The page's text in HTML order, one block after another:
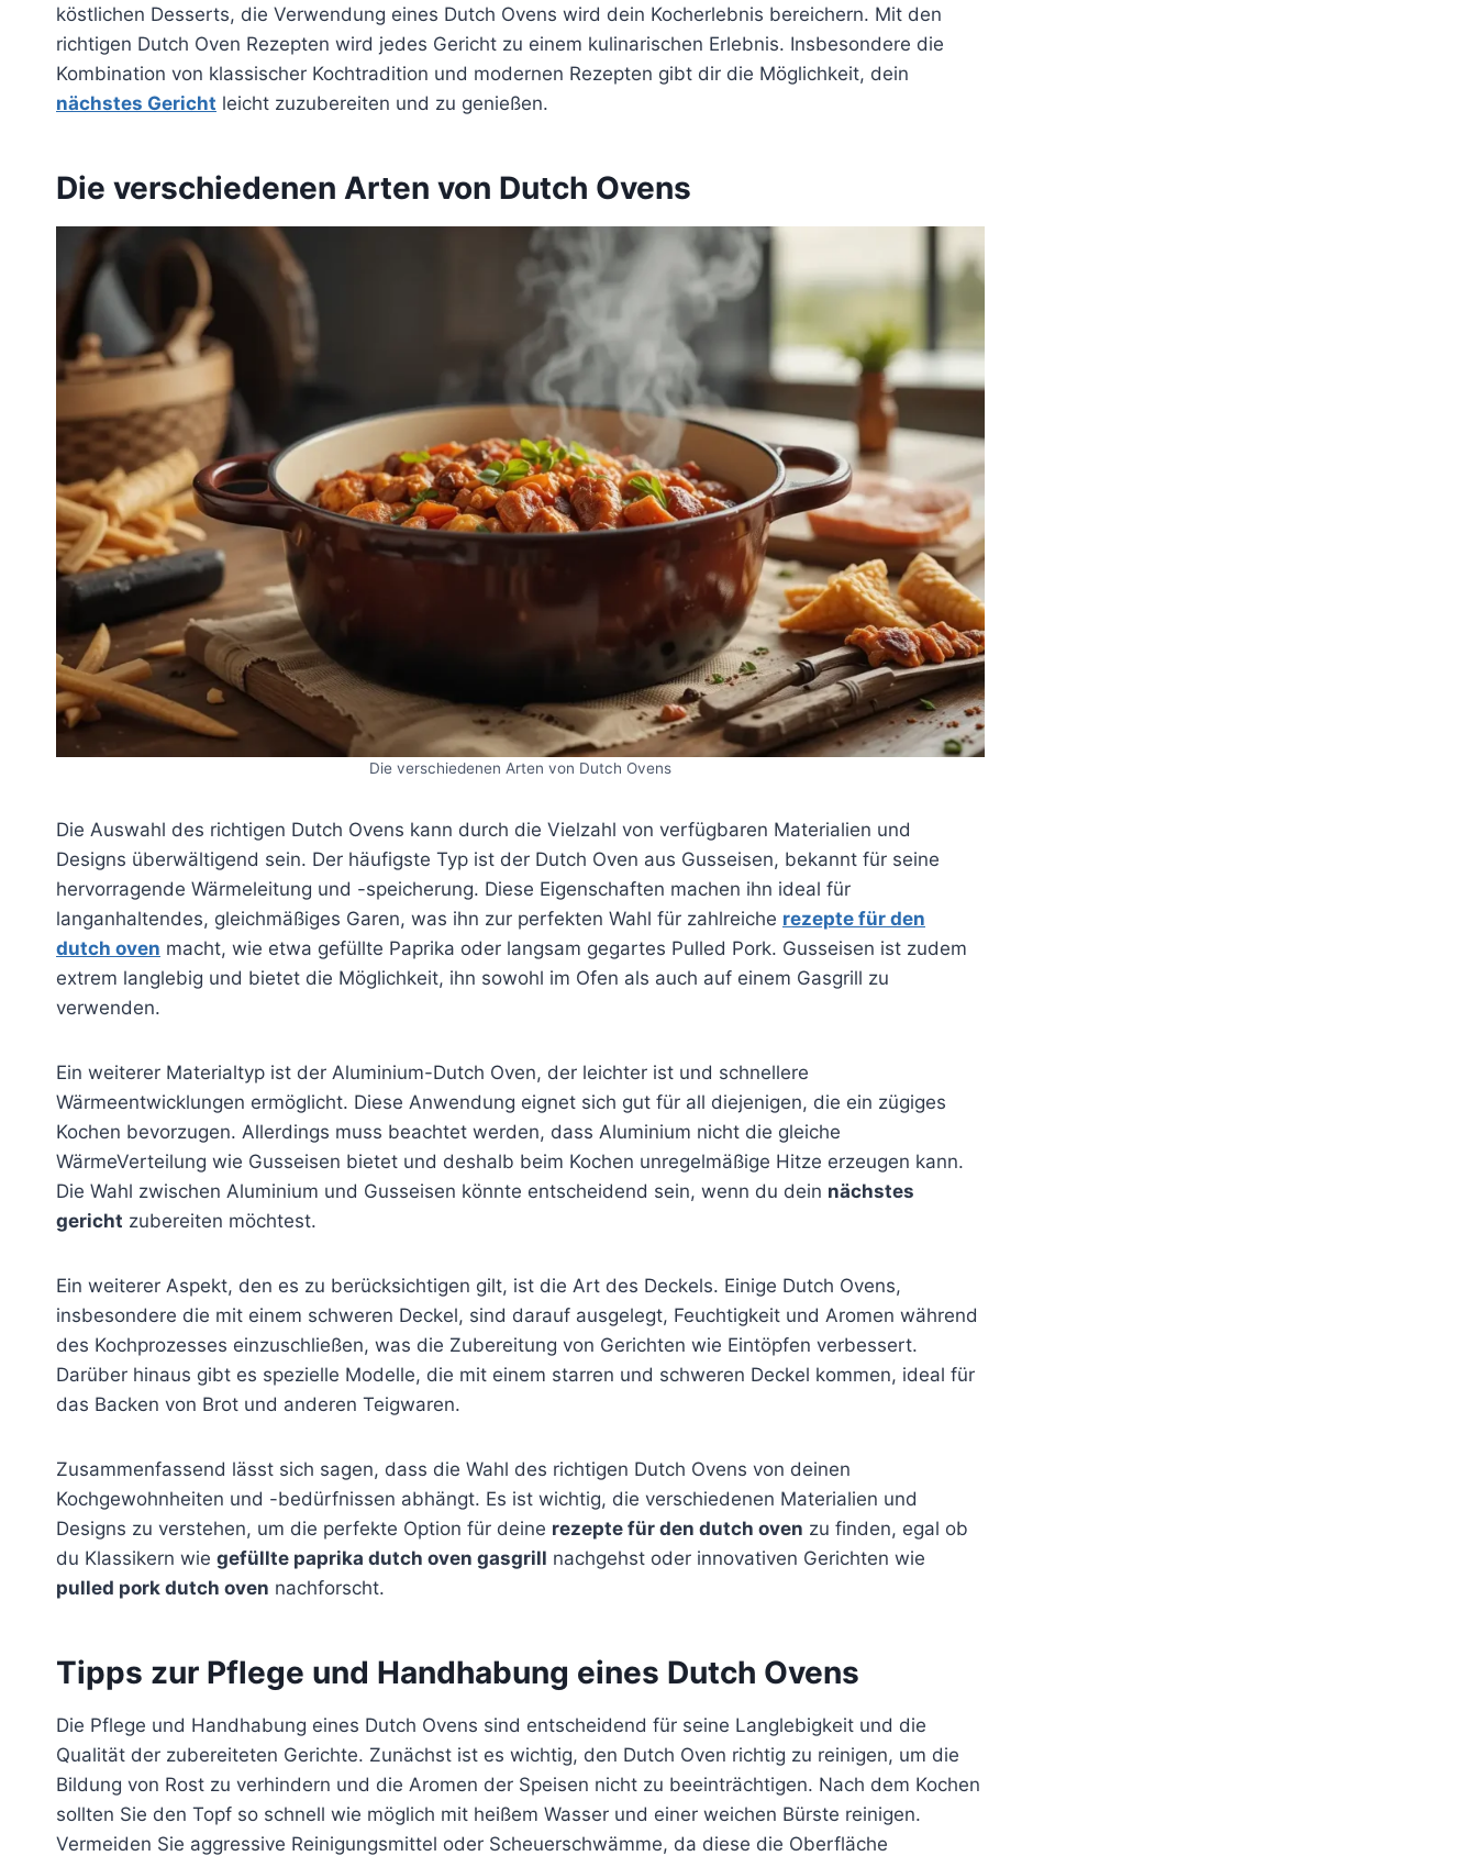
köstlichen Desserts, die Verwendung eines Dutch Ovens wird dein Kocherlebnis bereichern. Mit den
richtigen Dutch Oven Rezepten wird jedes Gericht zu einem kulinarischen Erlebnis. Insbesondere die
Kombination von klassischer Kochtradition und modernen Rezepten gibt dir die Möglichkeit, dein
nächstes Gericht leicht zuzubereiten und zu genießen.
Die verschiedenen Arten von Dutch Ovens
Die verschiedenen Arten von Dutch Ovens
Die Auswahl des richtigen Dutch Ovens kann durch die Vielzahl von verfügbaren Materialien und
Designs überwältigend sein. Der häufigste Typ ist der Dutch Oven aus Gusseisen, bekannt für seine
hervorragende Wärmeleitung und -speicherung. Diese Eigenschaften machen ihn ideal für
langanhaltendes, gleichmäßiges Garen, was ihn zur perfekten Wahl für zahlreiche rezepte für den
dutch oven macht, wie etwa gefüllte Paprika oder langsam gegartes Pulled Pork. Gusseisen ist zudem
extrem langlebig und bietet die Möglichkeit, ihn sowohl im Ofen als auch auf einem Gasgrill zu
verwenden.
Ein weiterer Materialtyp ist der Aluminium-Dutch Oven, der leichter ist und schnellere
Wärmeentwicklungen ermöglicht. Diese Anwendung eignet sich gut für all diejenigen, die ein zügiges
Kochen bevorzugen. Allerdings muss beachtet werden, dass Aluminium nicht die gleiche
WärmeVerteilung wie Gusseisen bietet und deshalb beim Kochen unregelmäßige Hitze erzeugen kann.
Die Wahl zwischen Aluminium und Gusseisen könnte entscheidend sein, wenn du dein nächstes
gericht zubereiten möchtest.
Ein weiterer Aspekt, den es zu berücksichtigen gilt, ist die Art des Deckels. Einige Dutch Ovens,
insbesondere die mit einem schweren Deckel, sind darauf ausgelegt, Feuchtigkeit und Aromen während
des Kochprozesses einzuschließen, was die Zubereitung von Gerichten wie Eintöpfen verbessert.
Darüber hinaus gibt es spezielle Modelle, die mit einem starren und schweren Deckel kommen, ideal für
das Backen von Brot und anderen Teigwaren.
Zusammenfassend lässt sich sagen, dass die Wahl des richtigen Dutch Ovens von deinen
Kochgewohnheiten und -bedürfnissen abhängt. Es ist wichtig, die verschiedenen Materialien und
Designs zu verstehen, um die perfekte Option für deine rezepte für den dutch oven zu finden, egal ob
du Klassikern wie gefüllte paprika dutch oven gasgrill nachgehst oder innovativen Gerichten wie
pulled pork dutch oven nachforscht.
Tipps zur Pflege und Handhabung eines Dutch Ovens
Die Pflege und Handhabung eines Dutch Ovens sind entscheidend für seine Langlebigkeit und die
Qualität der zubereiteten Gerichte. Zunächst ist es wichtig, den Dutch Oven richtig zu reinigen, um die
Bildung von Rost zu verhindern und die Aromen der Speisen nicht zu beeinträchtigen. Nach dem Kochen
sollten Sie den Topf so schnell wie möglich mit heißem Wasser und einer weichen Bürste reinigen.
Vermeiden Sie aggressive Reinigungsmittel oder Scheuerschwämme, da diese die Oberfläche